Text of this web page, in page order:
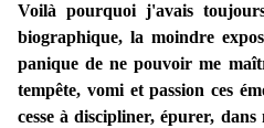
Voilà pourquoi j'avais
biographique, la moindre
panique de ne pouvoir me
tempête, vomi et passion ces
cesse à discipliner, épurer,